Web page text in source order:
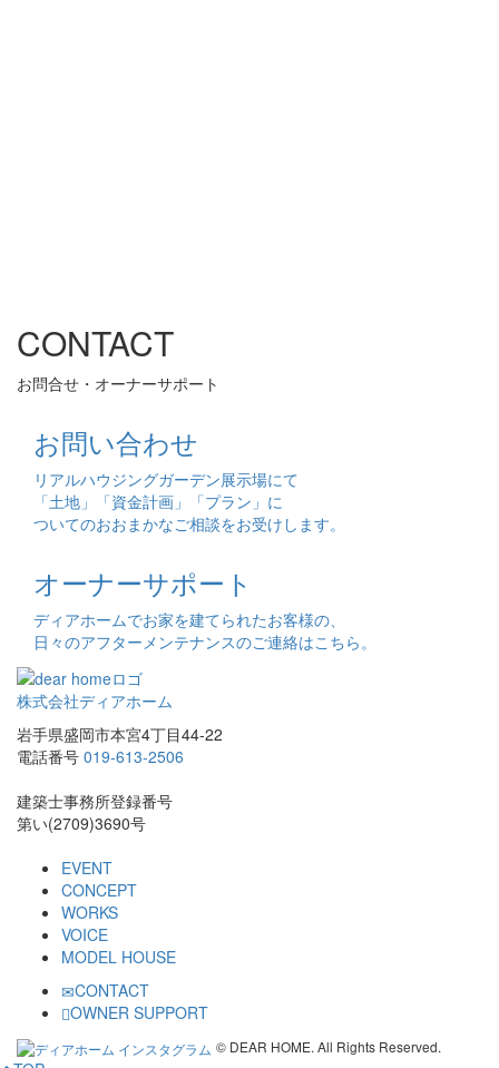
CONTACT
お問合せ・オーナーサポート
お問い合わせ
リアルハウジングガーデン展示場にて
「土地」「資金計画」「プラン」に
ついてのおおまかなご相談をお受けします。
オーナーサポート
ディアホームでお家を建てられたお客様の、
日々のアフターメンテナンスのご連絡はこちら。
株式会社ディアホーム
岩手県盛岡市本宮4丁目44-22
電話番号 019-613-2506
建築士事務所登録番号
第い(2709)3690号
EVENT
CONCEPT
WORKS
VOICE
MODEL HOUSE
CONTACT
OWNER SUPPORT
© DEAR HOME. All Rights Reserved.